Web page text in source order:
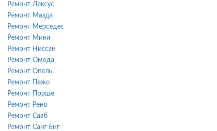
Ремонт Лексус
Ремонт Мазда
Ремонт Мерседес
Ремонт Мини
Ремонт Ниссан
Ремонт Омода
Ремонт Опель
Ремонт Пежо
Ремонт Порше
Ремонт Рено
Ремонт Сааб
Ремонт Санг Енг